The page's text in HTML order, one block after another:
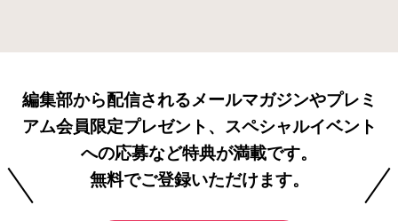
編集部から配信されるメールマガジンやプレミ
アム会員限定プレゼント、スペシャルイベント
への応募など特典が満載です。
無料でご登録いただけます。